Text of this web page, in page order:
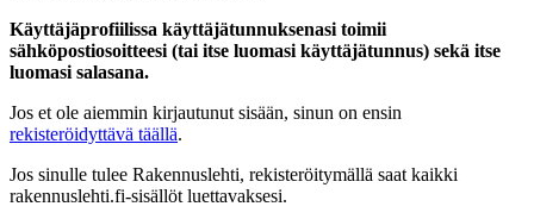
Käyttäjäprofiilissa käyttäjätunnuksenasi toimii
sähköpostiosoitteesi (tai itse luomasi käyttäjätunnus) sekä itse
luomasi salasana.
Jos et ole aiemmin kirjautunut sisään, sinun on ensin
rekisteröidyttävä täällä.
Jos sinulle tulee Rakennuslehti, rekisteröitymällä saat kaikki
rakennuslehti.fi-sisällöt luettavaksesi.